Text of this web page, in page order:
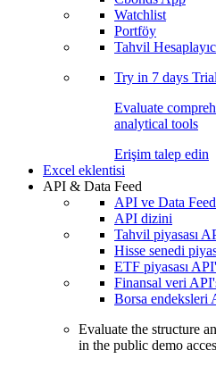
Watchlist
Portföy
Tahvil
Try in 7 days
Evaluate
analytical tools
Erişim talep edin
Excel eklentisi
API & Data Feed
API ve Data Feed
API dizini
Tahvil piyasası
Hisse senedi
ETF piyasası
Finansal veri
Borsa endeksleri
Evaluate the structure
in the public demo